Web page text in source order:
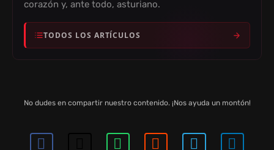
corazón y, ante todo, asturiano.
TODOS LOS ARTÍCULOS
No dudes en compartir nuestro contenido. ¡Nos ayuda un montón!